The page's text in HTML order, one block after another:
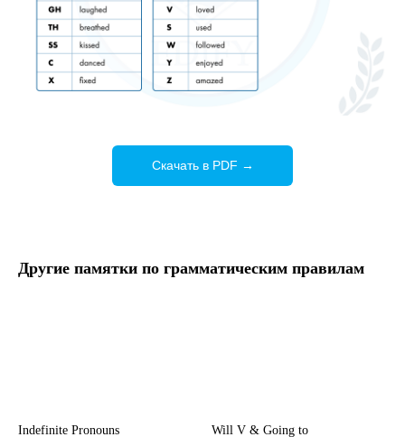
Скачать в PDF →
Другие памятки по грамматическим правилам
Indefinite Pronouns Will V & Going to